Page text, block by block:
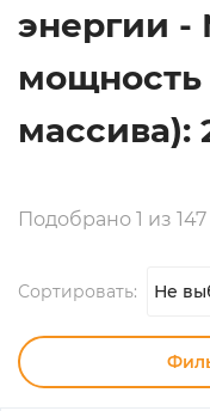
энергии -
мощность
массива):
Подобрано 1 из 147
Сортировать: Не